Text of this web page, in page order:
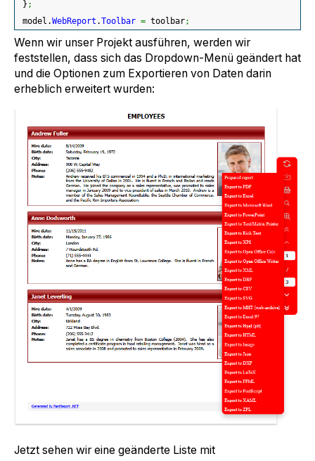
} ;
model.WebReport .Toolbar = toolbar;
Wenn wir unser Projekt ausführen, werden wir
feststellen, dass sich das Dropdown-Menü geändert hat
und die Optionen zum Exportieren von Daten darin
erheblich erweitert wurden:
Jetzt sehen wir eine geänderte Liste mit